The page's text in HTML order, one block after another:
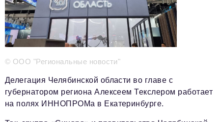
Информационный отдел
info@business-magazine.online
Отдел рекламы
reklama@business-magazine.online
podpiska@business-magazine.online
Отдел по работе с партнерами
partner@business-magazine.online
© ООО "Региональные новости"
Делегация Челябинской области во главе с
губернатором региона Алексеем Текслером работает
на полях ИННОПРОМа в Екатеринбурге.